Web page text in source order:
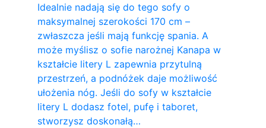
Idealnie nadają się do tego sofy o
maksymalnej szerokości 170 cm –
zwłaszcza jeśli mają funkcję spania. A
może myślisz o sofie narożnej Kanapa w
kształcie litery L zapewnia przytulną
przestrzeń, a podnóżek daje możliwość
ułożenia nóg. Jeśli do sofy w kształcie
litery L dodasz fotel, pufę i taboret,
stworzysz doskonałą…